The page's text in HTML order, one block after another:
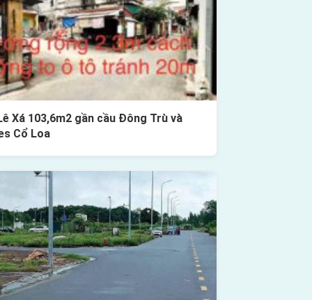
Xá 103,6m2 gần cầu Đông Trù và
Cổ Loa